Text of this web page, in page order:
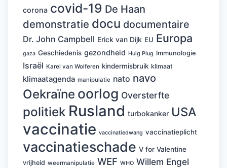
corona covid-19 De Haan
demonstratie docu documentaire
Dr. John Campbell Erick van Dijk EU Europa
gaza Geschiedenis gezondheid Huig Plug Immunologie
Israël Karel van Wolferen kindermisbruik klimaat
klimaatagenda manipulatie nato navo
Oekraïne oorlog Oversterfte
politiek Rusland turbokanker USA
vaccinatie vaccinatiedwang vaccinatieplicht
vaccinatieschade V for Valentine
vrijheid weermanipulatie WEF WHO Willem Engel